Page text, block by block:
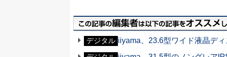
デジタル iiyama、23.6型ワイド液晶デ